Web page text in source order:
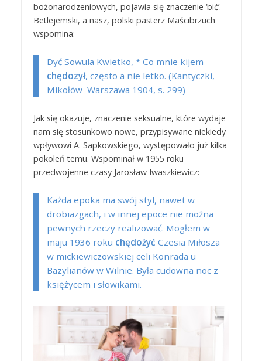
bożonarodzeniowych, pojawia się znaczenie ‘bić’.
Betlejemski, a nasz, polski pasterz Maścibrzuch
wspomina:
Dyć Sowula Kwietko, * Co mnie kijem
chędozył, często a nie letko. (Kantyczki,
Mikołów–Warszawa 1904, s. 299)
Jak się okazuje, znaczenie seksualne, które wydaje
nam się stosunkowo nowe, przypisywane niekiedy
wpływowi A. Sapkowskiego, występowało już kilka
pokoleń temu. Wspominał w 1955 roku
przedwojenne czasy Jarosław Iwaszkiewicz:
Każda epoka ma swój styl, nawet w
drobiazgach, i w innej epoce nie można
pewnych rzeczy realizować. Mogłem w
maju 1936 roku chędożyć Czesia Miłosza
w mickiewiczowskiej celi Konrada u
Bazylianów w Wilnie. Była cudowna noc z
księżycem i słowikami.